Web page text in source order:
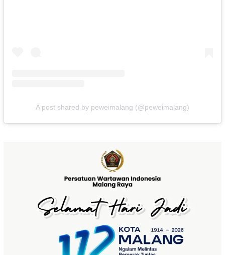
A post shared by peweimalang (@peweimalang)